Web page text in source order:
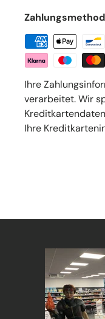
Ihre
verarbeitet. Wir
Ihre